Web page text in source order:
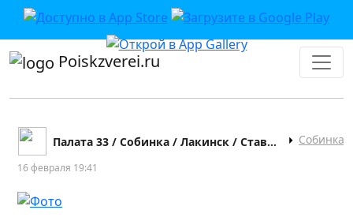
Poiskzverei.ru
Палата 33 / Собинка / Лакинск / Ставрово Собинка
16 февраля 19:41